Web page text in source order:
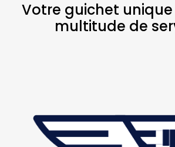
Votre guichet
multitude de